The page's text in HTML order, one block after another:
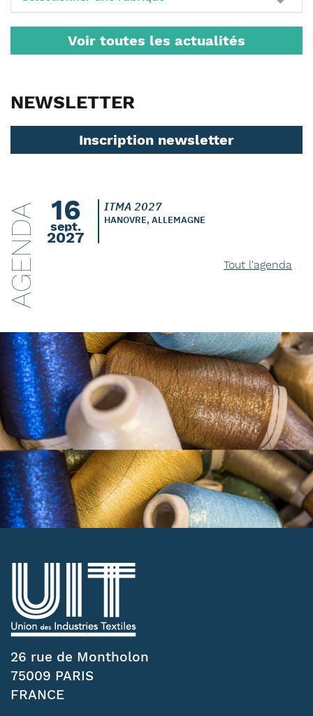
Voir toutes les actualités
NEWSLETTER
Inscription newsletter
AGENDA 16
sept.
2027
ITMA 2027
HANOVRE, ALLEMAGNE
Tout l'agenda
26 rue de Montholon
75009 PARIS
FRANCE